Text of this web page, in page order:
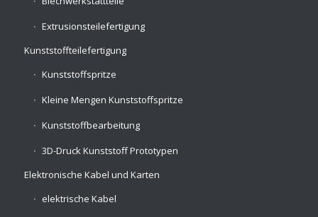
Extrusionsteilefertigung
Kunststoffteilefertigung
Kunststoffspritze
Kleine Mengen Kunststoffspritze
Kunststoffbearbeitung
3D-Druck Kunststoff Prototypen
Elektronische Kabel und Karten
elektrische Kabel